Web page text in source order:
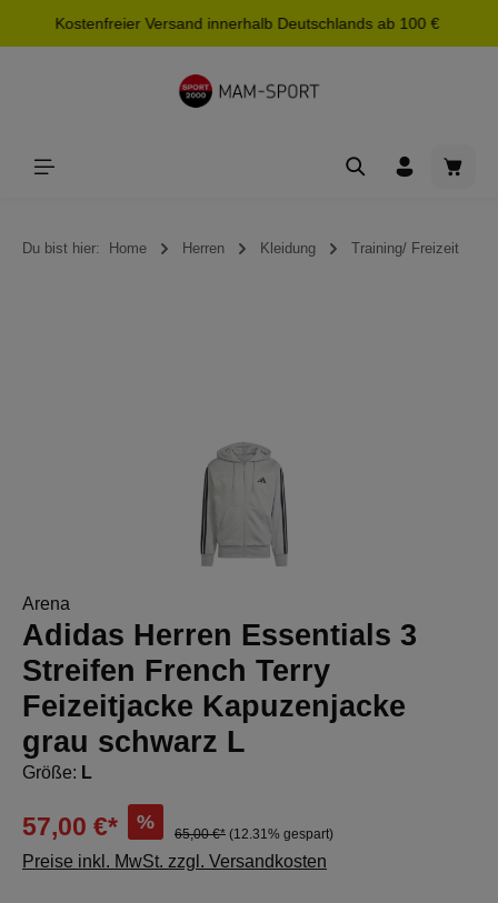
springen
Kostenfreier Versand innerhalb Deutschlands ab 100 €
Du bist hier: Home Herren Kleidung Training/ Freizeit
Arena
Adidas Herren Essentials 3
Streifen French Terry
Feizeitjacke Kapuzenjacke
grau schwarz L
Größe: L
57,00 €* %
65,00 €* (12.31% gespart)
Preise inkl. MwSt. zzgl. Versandkosten